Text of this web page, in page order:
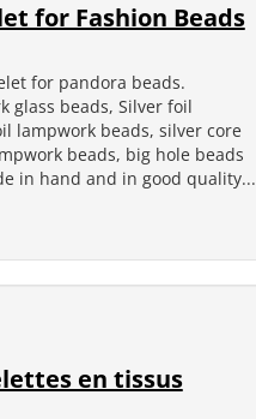
for Fashion Beads
for pandora beads.
glass beads, Silver foil
lampwork beads, silver core
beads, big hole beads
in hand and in good quality...
en tissus